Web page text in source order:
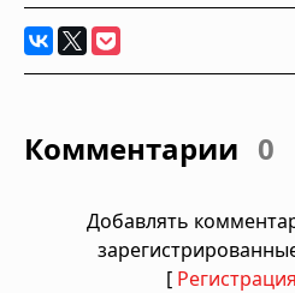
Комментарии 0
Добавлять
[ Регистрация